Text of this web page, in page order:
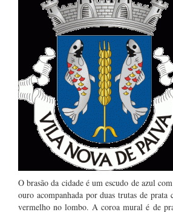
O brasão da cidade é um escudo de azul
ouro acompanhada por duas trutas de prata
vermelho no lombo. A coroa mural é de